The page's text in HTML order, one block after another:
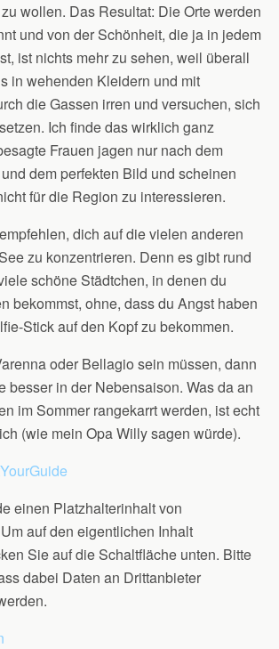
wollen. Das Resultat: Die Orte werden
und von der Schönheit, die ja in jedem
ist nichts mehr zu sehen, weil überall
in wehenden Kleidern und mit
die Gassen irren und versuchen, sich
Ich finde das wirklich ganz
Frauen jagen nur nach dem
dem perfekten Bild und scheinen
für die Region zu interessieren.
dich auf die vielen anderen
zu konzentrieren. Denn es gibt rund
schöne Städtchen, in denen du
bekommst, ohne, dass du Angst haben
Stick auf den Kopf zu bekommen.
oder Bellagio sein müssen, dann
besser in der Nebensaison. Was da an
im Sommer rangekarrt werden, ist echt
(wie mein Opa Willy sagen würde).
einen Platzhalterinhalt von
auf den eigentlichen Inhalt
Sie auf die Schaltfläche unten. Bitte
dabei Daten an Drittanbieter